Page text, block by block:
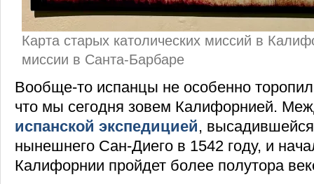
Карта старых католических миссий в
миссии в Санта-Барбаре
Вообще-то испанцы не особенно
что мы сегодня зовем Калифорнией.
испанской экспедицией,
нынешнего Сан-Диего в 1542 году, и
Калифорнии пройдет более полутора